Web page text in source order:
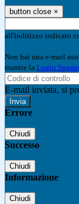
button close ×
all'indirizzo indicato
Non hai una e-mail
tramite la Login
E-mail inviata, si
Errore
Chiudi
Successo
Chiudi
Informazione
Chiudi